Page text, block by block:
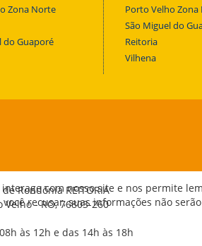
Zona Norte
do Guaporé
Porto Velho Zona
São Miguel do
Reitoria
Vilhena
Rondônia REITORIA
- RO, 76803-260
às 12h e das 14h às 18h
com nosso site e nos permite
recusar, suas informações não